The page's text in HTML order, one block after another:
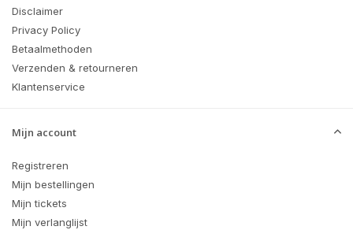
Disclaimer
Privacy Policy
Betaalmethoden
Verzenden & retourneren
Klantenservice
Mijn account
Registreren
Mijn bestellingen
Mijn tickets
Mijn verlanglijst